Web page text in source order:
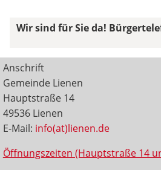
Wir sind für Sie da!
Anschrift
Gemeinde Lienen
Hauptstraße 14
49536 Lienen
E-Mail: info(at)lienen.de
Öffnungszeiten (Hauptstraße 14